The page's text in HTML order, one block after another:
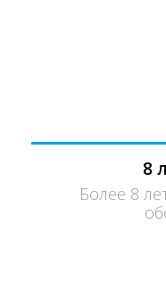
8
Более 8